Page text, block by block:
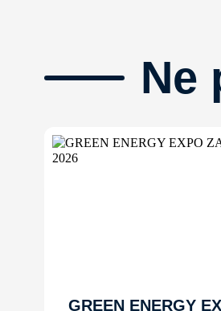
Ne
GREEN ENERGY